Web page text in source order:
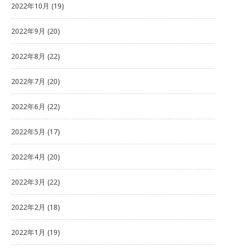
2022年10月 (19)
2022年9月 (20)
2022年8月 (22)
2022年7月 (20)
2022年6月 (22)
2022年5月 (17)
2022年4月 (20)
2022年3月 (22)
2022年2月 (18)
2022年1月 (19)